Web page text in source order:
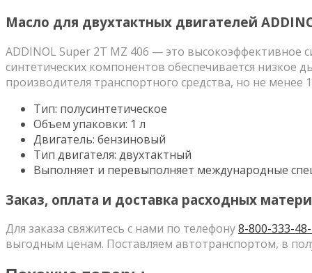
Масло для двухтактных двигателей
ADDINOL Super 2T MZ 406 — это высокоэффективное
синтетических компонентов обеспечивается
производителя транспортного средства, но не менее
Тип: полусинтетическое
Объем упаковки: 1 л
Двигатель: бензиновый
Тип двигателя: двухтактный
Выполняет и перевыполняет международные
Заказ, оплата и доставка расходных
Для заказа свяжитесь с нами по телефону8-800-333-
выгодным ценам. Поставляем автотранспортом, в